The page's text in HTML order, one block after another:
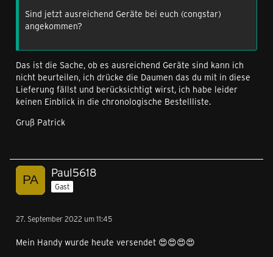
Sind jetzt ausreichend Geräte bei euch (congstar)
angekommen?
Das ist die Sache, ob es ausreichend Geräte sind kann ich
nicht beurteilen, ich drücke die Daumen das du mit in diese
Lieferung fällst und berücksichtigt wirst, ich habe leider
keinen Einblick in die chronologische Bestellliste.
Gruß Patrick
Paul5618
Gast
27. September 2022 um 11:45
Mein Handy wurde heute versendet 😍😍😍😍